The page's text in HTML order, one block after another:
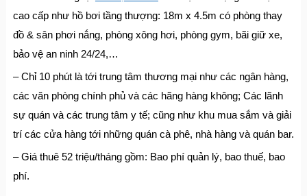
cao cấp như hồ bơi tầng thượng: 18m x 4.5m có phòng thay
đồ & sân phơi nắng, phòng xông hơi, phòng gym, bãi giữ xe,
bảo vệ an ninh 24/24,…
– Chỉ 10 phút là tới trung tâm thương mại như các ngân hàng,
các văn phòng chính phủ và các hãng hàng không; Các lãnh
sự quán và các trung tâm y tế; cũng như khu mua sắm và giải
trí các cửa hàng tới những quán cà phê, nhà hàng và quán bar.
– Giá thuê 52 triệu/tháng gồm: Bao phí quản lý, bao thuế, bao
phí.